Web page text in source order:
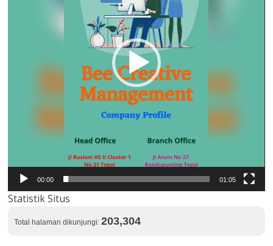
00:00 01:05
Statistik Situs
Total halaman dikunjungi:203,304